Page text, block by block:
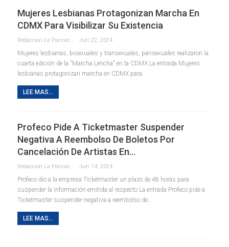
Mujeres Lesbianas Protagonizan Marcha En
CDMX Para Visibilizar Su Existencia
Redaccion La Pancarta De Quintana Roo Jun 22, 2024
Mujeres lesbianas, bisexuales y transexuales, pansexuales realizaron la
cuarta edición de la "Marcha Lencha" en la CDMX La entrada Mujeres
lesbianas protagonizan marcha en CDMX para…
LEE MAS...
Profeco Pide A Ticketmaster Suspender
Negativa A Reembolso De Boletos Por
Cancelación De Artistas En…
Redaccion La Pancarta De Quintana Roo Jun 14, 2024
Profeco dio a la empresa Ticketmaster un plazo de 48 horas para
suspender la información emitida al respecto La entrada Profeco pide a
Ticketmaster suspender negativa a reembolso de…
LEE MAS...